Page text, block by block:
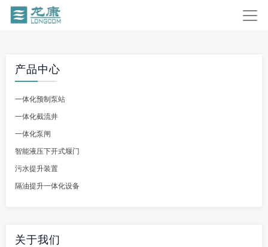
产品中心
一体化预制泵站
一体化截流井
一体化泵闸
智能液压下开式堰门
污水提升装置
隔油提升一体化设备
关于我们